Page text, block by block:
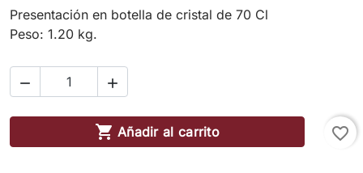
Presentación en botella de cristal de 70 Cl
Peso: 1.20 kg.
 
 Añadir al carrito favorite_border